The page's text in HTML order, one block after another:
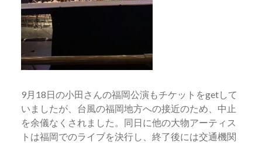
9月18日の小田さんの福岡公演もチケットをgetして
いましたが、台風の福岡地方への接近のため、中止
を余儀なくされました。同日に他の大物アーティス
トは福岡でのライブを決行し、終了後には交通機関